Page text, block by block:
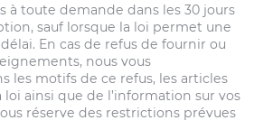
à toute demande dans les 30 jours
sauf lorsque la loi permet une
En cas de refus de fournir ou
nous vous
les motifs de ce refus, les articles
loi ainsi que de l’information sur vos
réserve des restrictions prévues